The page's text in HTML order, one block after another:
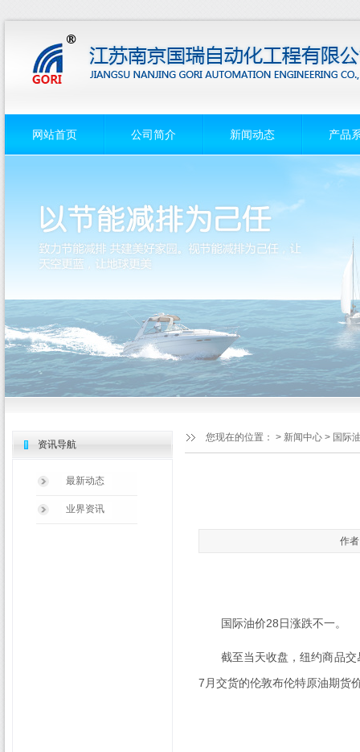
网站首页 公司简介 新闻动态 产品
您现在的位置： > 新闻中心 > 国际
资讯导航
最新动态
业界资讯
作
国际油价28日涨跌不一。
截至当天收盘，纽约商品交
7 月交货的伦敦布伦特原油期货